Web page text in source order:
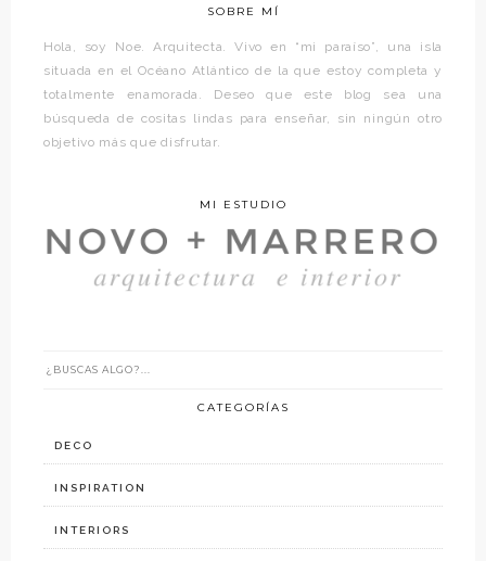
SOBRE MÍ
Hola, soy Noe. Arquitecta. Vivo en “mi paraíso”, una isla
situada en el Océano Atlántico de la que estoy completa y
totalmente enamorada. Deseo que este blog sea una
búsqueda de cositas lindas para enseñar, sin ningún otro
objetivo más que disfrutar.
MI ESTUDIO
CATEGORÍAS
DECO
INSPIRATION
INTERIORS